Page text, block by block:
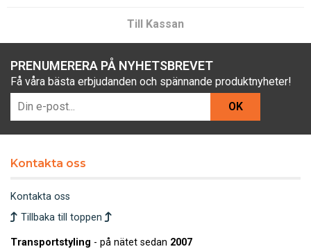
Till Kassan
PRENUMERERA PÅ NYHETSBREVET
Få våra bästa erbjudanden och spännande produktnyheter!
OK
Kontakta oss
Kontakta oss
Tillbaka till toppen
Transportstyling - på nätet sedan 2007